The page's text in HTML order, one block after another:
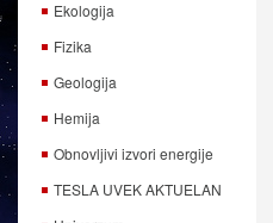
Ekologija
Fizika
Geologija
Hemija
Obnovljivi izvori energije
TESLA UVEK AKTUELAN